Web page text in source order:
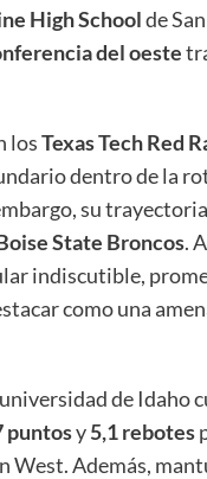
High Schoolde
del oeste
losTexas Tech Red
dentro de la
su
State Broncos.
indiscutible,
como una
de Idaho
puntosy5,1 rebotes
Además,